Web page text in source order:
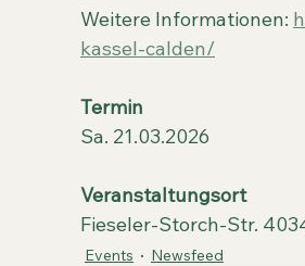
Weitere Informationen:
kassel-calden/
Termin
Sa. 21.03.2026
Veranstaltungsort
Fieseler-Storch-Str.
Events Newsfeed